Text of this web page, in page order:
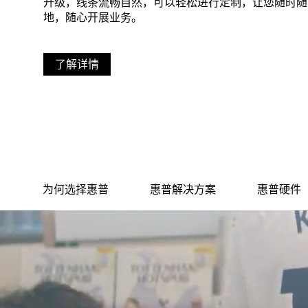
地，随心开展业务。
了解详情
为何选择惠普 惠普解决方案 惠普硬件